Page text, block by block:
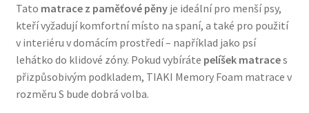
Tato matrace z paměťové pěnyje ideální pro menší psy,
kteří vyžadují komfortní místo na spaní, a také pro použití
v interiéru v domácím prostředí – například jako psí
lehátko do klidové zóny. Pokud vybíráte pelíšek matraces
přizpůsobivým podkladem, TIAKI Memory Foam matrace v
rozměru S bude dobrá volba.